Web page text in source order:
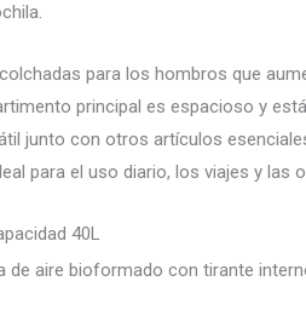
para los hombros que
principal es espacioso y
junto con otros artículos
para el uso diario, los viajes y las
40L
de aire bioformado con tirante